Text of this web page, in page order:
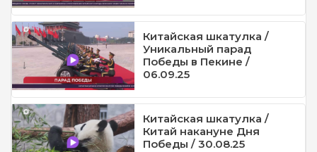
Китайская шкатулка /
Уникальный парад
Победы в Пекине /
06.09.25
Китайская шкатулка /
Китай накануне Дня
Победы / 30.08.25